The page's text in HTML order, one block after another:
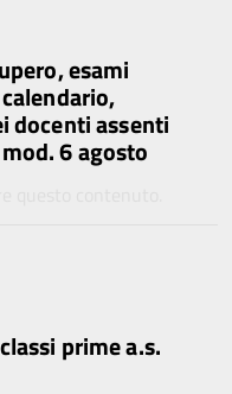
esami
docenti assenti
6 agosto
prime a.s.